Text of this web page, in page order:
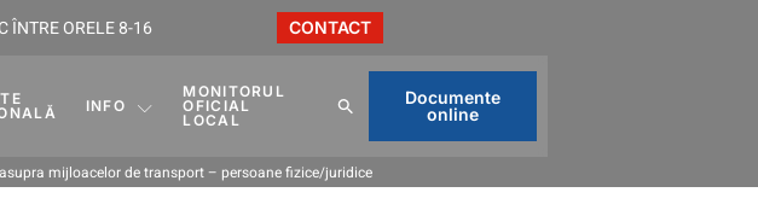
ÎNTRE ORELE 8-16 CONTACT
INFO
MONITORUL
OFICIAL
LOCAL
Documente
online
mijloacelor de transport – persoane fizice/juridice